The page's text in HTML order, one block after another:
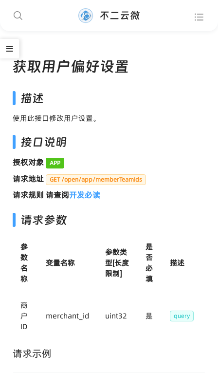
不二云微
获取用户偏好设置
描述
使用此接口修改用户设置。
接口说明
授权对象 APP
请求地址 GET /open/app/memberTeamIds
请求规则 请查阅开发必读
请求参数
参
数
名
称
变量名称
参数类
型[长度
限制]
是
否
必
填
描述
商
户
ID
merchant_id uint32 是 query
请求示例